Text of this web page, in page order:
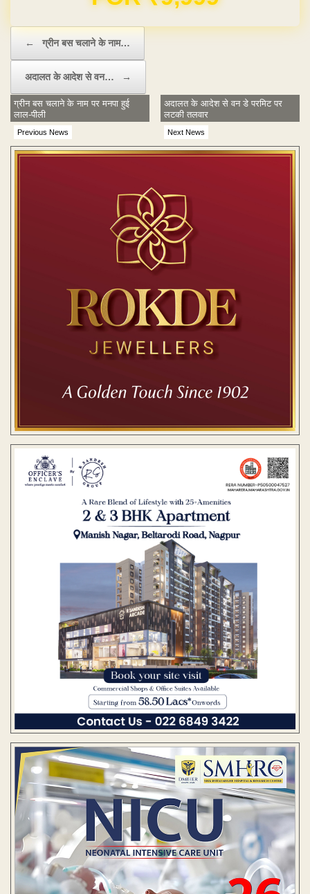
← ग्रीन बस चलाने के नाम…
अदालत के आदेश से वन… →
Previous News
ग्रीन बस चलाने के नाम पर मनपा हुई
लाल-पीली
Next News
अदालत के आदेश से वन डे परमिट पर
लटकी तलवार